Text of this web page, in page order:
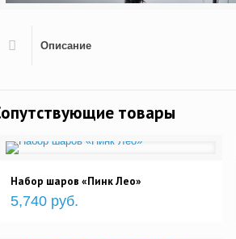
Описание
товары
Набор шаров «Пинк Лео»
5,740 руб.